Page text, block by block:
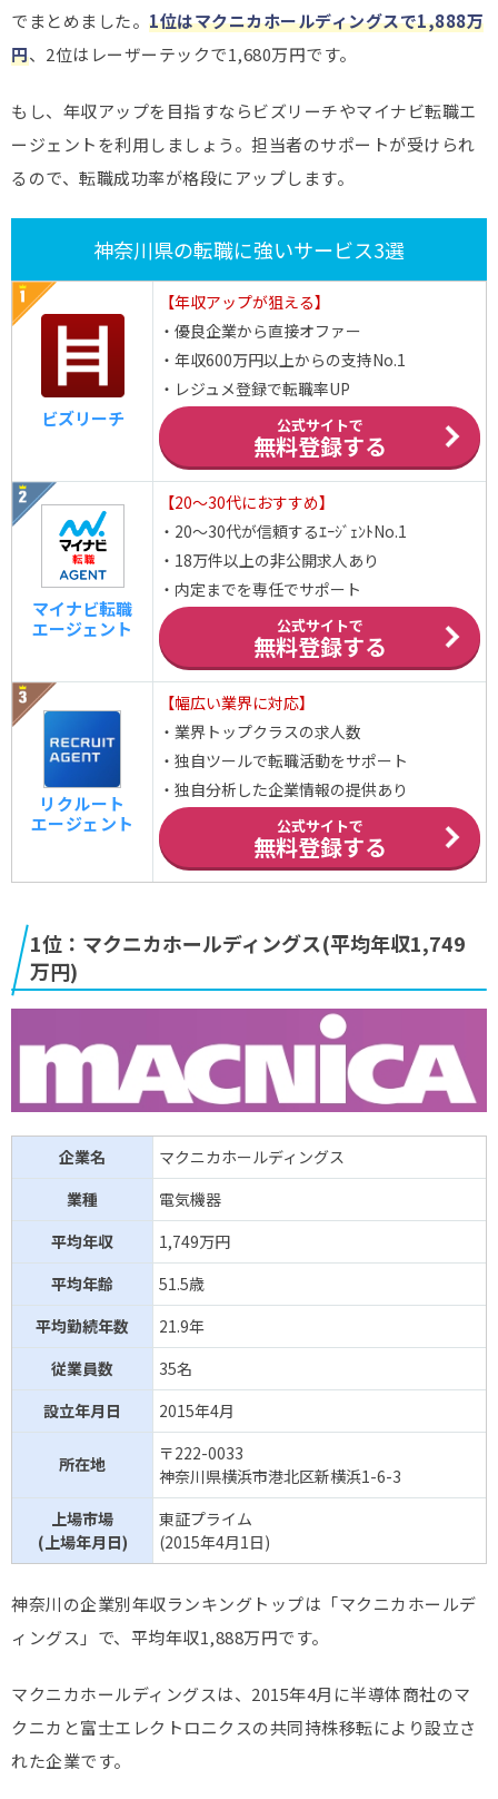
プレス工業 702万円 車・輸送用機器 41.2歳
サカタのタネ 701万円 水産・農林業
アビックス 693万円 その他製品 40.4歳
リーダー電子 691万円 電気機器
テクノメディカ 688万円 電気機器 41.1歳
ナイス 687万円 卸売業
ランド 686万円 不動産業
丸全昭和運輸 676万円 陸運業 40.4歳
676万円 車・輸送用機器
第一カッター興業
テラプローブ 673万円 電気機器
エバラ食品工業 672万円 食料品 40.6歳
SWCC株式会社 669万円
スリーエフ 669万円 小売業
小田原
エンジニアリング
665万円 機械 39.3歳
NITTAN 660万円 機械 45.5歳
メイコー 659万円 電気機器 45.8歳
東京
ラヂエーター製造
市光工業 655万円 電気機器 41.1歳
小野測器 651万円 電気機器 43.5歳
元旦ビューティ
650万円 金属製品 43.3歳
タウンニュース社 648万円
アイネット
河西工業 647万円 車・輸送用機器 42.4歳
東京コスモス電機
クリエートメディック 641万円
641万円 車・輸送用機器 40.4歳
シーイーシー 640万円 情報・通信業 39.4歳
油研工業 639万円 機械 42.5歳
古河電池 629万円 電気機器 40.3歳
アルファ
でまとめました。 1位はマクニカホールディングスで1,888万
円、2位はレーザーテックで1,680万円です。
もし、年収アップを目指すならビズリーチやマイナビ転職エ
ージェントを利用しましょう。担当者のサポートが受けられ
るので、転職成功率が格段にアップします。
神奈川県の転職に強いサービス3選
ビズリーチ
【年収アップが狙える】
・優良企業から直接オファー
・年収600万円以上からの支持No.1
・レジュメ登録で転職率UP
公式サイトで
無料登録する
マイナビ転職
エージェント
【20～30代におすすめ】
・20～30代が信頼するｴｰｼﾞｪﾝﾄNo.1
・18万件以上の非公開求人あり
・内定までを専任でサポート
公式サイトで
無料登録する
リクルート
エージェント
【幅広い業界に対応】
・業界トップクラスの求人数
・独自ツールで転職活動をサポート
・独自分析した企業情報の提供あり
公式サイトで
無料登録する
1位：マクニカホールディングス(平均年収1,749
万円)
企業名
マクニカホールディングス
業種
電気機器
平均年収
1,749万円
平均年齢
51.5歳
平均勤続年数
21.9年
従業員数
35名
設立年月日
2015年4月
所在地
〒222-0033
神奈川県横浜市港北区新横浜1-6-3
上場市場
(上場年月日)
東証プライム
(2015年4月1日)
神奈川の企業別年収ランキングトップは「マクニカホールデ
ィングス」で、平均年収1,888万円です。
マクニカホールディングスは、2015年4月に半導体商社のマ
クニカと富士エレクトロニクスの共同持株移転により設立さ
れた企業です。